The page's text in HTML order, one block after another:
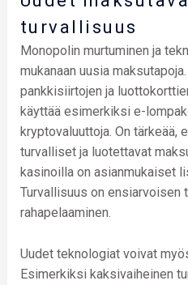
turvallisuus
Monopolin murtuminen ja
mukanaan uusia
pankkisiirtojen ja
käyttää esimerkiksi e-
kryptovaluuttoja. On tärkeää,
turvalliset ja luotettavat
kasinoilla on asianmukaiset
Turvallisuus on ensiarvoisen
rahapelaaminen.
Uudet teknologiat voivat
Esimerkiksi kaksivaiheinen